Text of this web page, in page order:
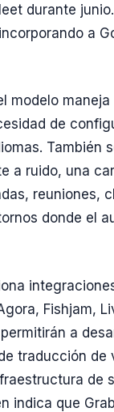
durante
a
modelo maneja
de
También
a ruido, una
reuniones,
donde el
Fishjam,
a
traducción de
de
indica que